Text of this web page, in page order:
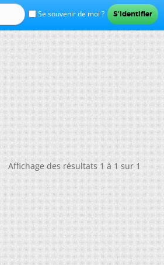
Se souvenir de moi ?
Affichage des résultats 1 à 1 sur 1